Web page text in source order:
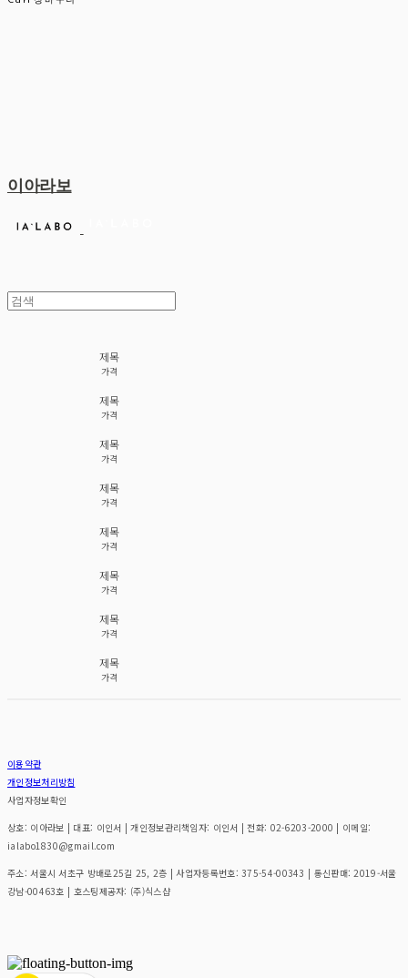
이아라보
제목
가격
제목
가격
제목
가격
제목
가격
제목
가격
제목
가격
제목
가격
제목
가격
이용약관
개인정보처리방침
사업자정보확인
상호: 이아라보 | 대표: 이인서 | 개인정보관리책임자: 이인서 | 전화: 02-6203-2000 | 이메일:
ialabo1830@gmail.com
주소: 서울시 서초구 방배로25길 25, 2층 | 사업자등록번호:375-54-00343 | 통신판매:2019-서울
강남-00463호 | 호스팅제공자: (주)식스샵